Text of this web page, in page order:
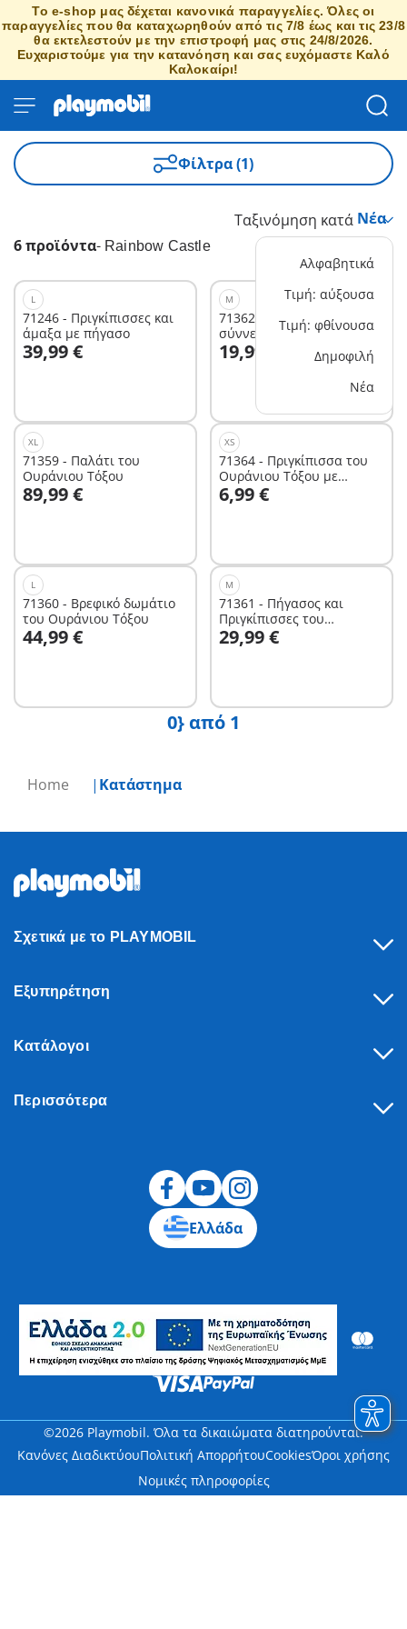
Το e-shop μας δέχεται κανονικά παραγγελίες. Όλες οι
παραγγελίες που θα καταχωρηθούν από τις 7/8 έως και τις 23/8
θα εκτελεστούν με την επιστροφή μας στις 24/8/2026.
Ευχαριστούμε για την κατανόηση και σας ευχόμαστε Καλό
Καλοκαίρι!
Home Κατάστημα
Φίλτρα (1)
6 προϊόντα- Rainbow Castle
Ταξινόμηση κατά
Αλφαβητικά
Τιμή: αύξουσα
Τιμή: φθίνουσα
Δημοφιλή
Νέα
L
71246 - Πριγκίπισσες και
άμαξα με πήγασο
39,99 €
Στο καλάθι
M
71362 - Πιτζάμα-πάρτι στα
σύννεφα
19,99 €
Στο καλάθι
XL
71359 - Παλάτι του
Ουράνιου Τόξου
89,99 €
Στο καλάθι
XS
71364 - Πριγκίπισσα του
Ουράνιου Τόξου με
σβούρα
6,99 €
Στο καλάθι
L
71360 - Βρεφικό δωμάτιο
του Ουράνιου Τόξου
44,99 €
Στο καλάθι
M
71361 - Πήγασος και
Πριγκίπισσες του
Ουράνιου Τόξου
29,99 €
Στο καλάθι
0} από 1
Σχετικά με το PLAYMOBIL
Εξυπηρέτηση
Κατάλογοι
Περισσότερα
Ελλάδα
©2026 Playmobil. Όλα τα δικαιώματα διατηρούνται.
Κανόνες ΔιαδικτύουΠολιτική ΑπορρήτουCookiesΌροι χρήσης
Νομικές πληροφορίες